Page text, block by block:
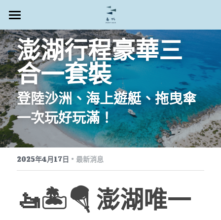
首頁
熱門遊艇行程
關於春帆遊艇
春陽遊艇-海玩子拖曳傘
搜索
澎湖行程豪華三
合一套裝
登陸沙洲、海上遊艇、拖曳傘
一次玩好玩滿！
2025年4月17日 · 最新消息
🚤🏝🪂 澎湖唯一